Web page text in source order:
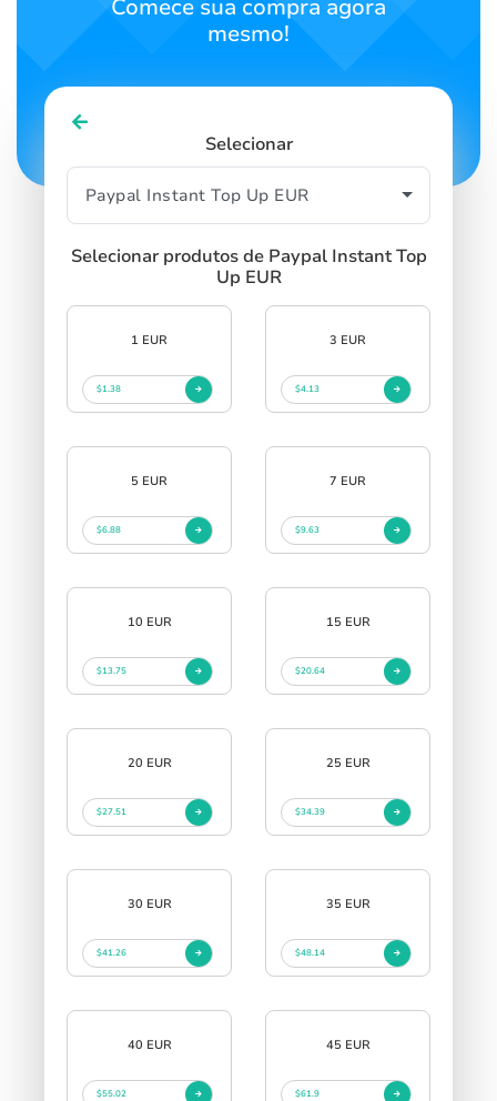
Comece sua compra agora
mesmo!
Selecionar
Selecionar produtos de Paypal Instant Top
Up EUR
1 EUR
$1.38
3 EUR
$4.13
5 EUR
$6.88
7 EUR
$9.63
10 EUR
$13.75
15 EUR
$20.64
20 EUR
$27.51
25 EUR
$34.39
30 EUR
$41.26
35 EUR
$48.14
40 EUR
$55.02
45 EUR
$61.9